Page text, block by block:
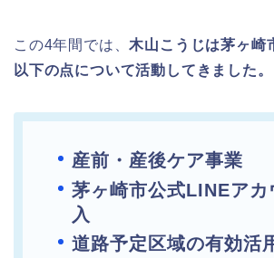
この4年間では、木山こうじは茅ヶ崎
以下の点について活動してきました。
産前・産後ケア事業
茅ヶ崎市公式LINEアカ
入
道路予定区域の有効活